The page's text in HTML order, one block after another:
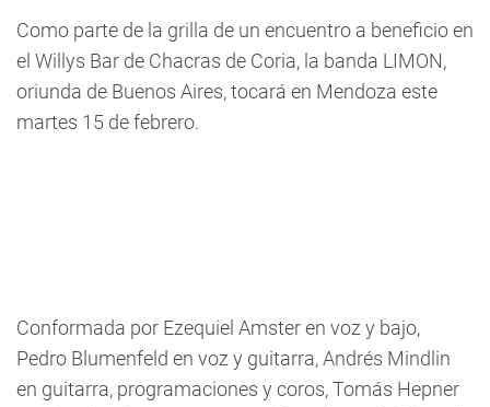
Como parte de la grilla de un encuentro a beneficio en
el Willys Bar de Chacras de Coria, la banda LIMON,
oriunda de Buenos Aires, tocará en Mendoza este
martes 15 de febrero.
Conformada por Ezequiel Amster en voz y bajo,
Pedro Blumenfeld en voz y guitarra, Andrés Mindlin
en guitarra, programaciones y coros, Tomás Hepner